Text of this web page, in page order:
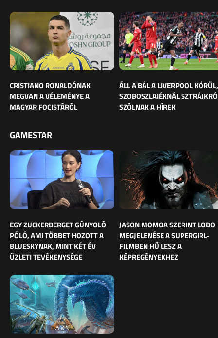
CRISTIANO RONALDÓNAK
MEGVAN A VÉLEMÉNYE A
MAGYAR FOCISTÁRÓL
ÁLL A BÁL A LIVERPOOL KÖRÜL,
SZOBOSZLAIÉKNÁL
SZÓLNAK A HÍREK
GAMESTAR
EGY ZUCKERBERGET GÚNYOLÓ
PÓLÓ, AMI TÖBBET HOZOTT A
BLUESKYNAK, MINT KÉT ÉV
ÜZLETI TEVÉKENYSÉGE
JASON MOMOA SZERINT LOBO
MEGJELENÉSE A SUPERGIRL-
FILMBEN HŰ LESZ A
KÉPREGÉNYEKHEZ